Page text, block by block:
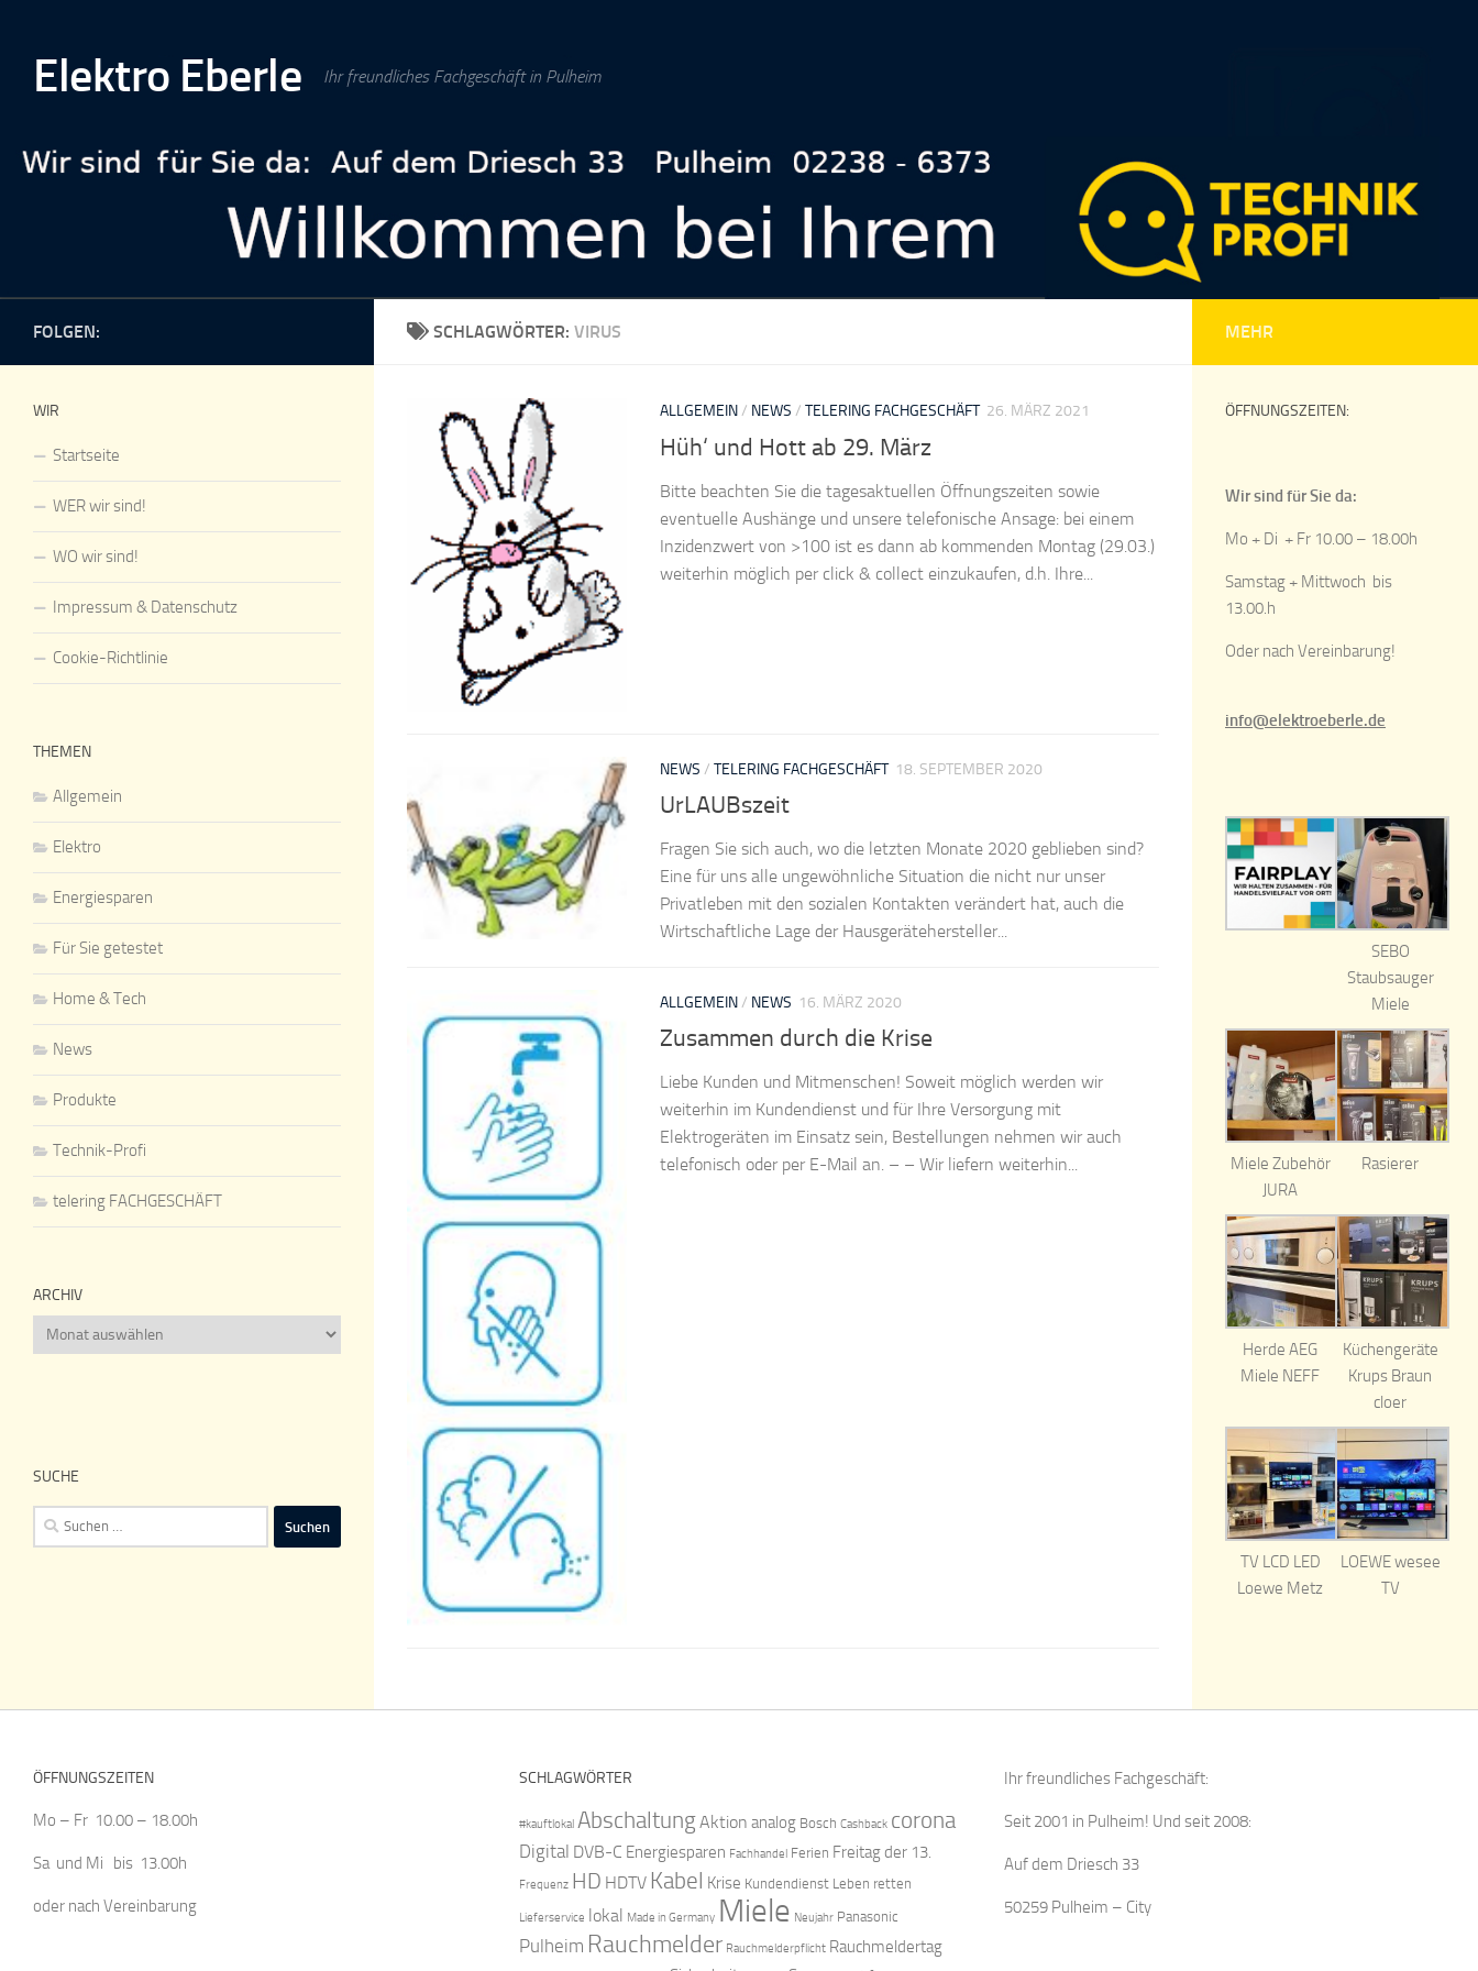
Elektro Eberle Ihr freundliches Fachgeschäft in Pulheim
SCHLAGWÖRTER: VIRUS
ALLGEMEIN/ NEWS / TELERING FACHGESCHÄFT 26. MÄRZ 2021
Hüh‘ und Hott ab 29. März
Bitte beachten Sie die tagesaktuellen Öffnungszeiten sowie
eventuelle Aushänge und unsere telefonische Ansage: bei einem
Inzidenzwert von >100 ist es dann ab kommenden Montag (29.03.)
weiterhin möglich per click & collect einzukaufen, d.h. Ihre...
NEWS / TELERING FACHGESCHÄFT 18. SEPTEMBER 2020
UrLAUBszeit
Fragen Sie sich auch, wo die letzten Monate 2020 geblieben sind?
Eine für uns alle ungewöhnliche Situation die nicht nur unser
Privatleben mit den sozialen Kontakten verändert hat, auch die
Wirtschaftliche Lage der Hausgerätehersteller...
ALLGEMEIN/ NEWS 16. MÄRZ 2020
Zusammen durch die Krise
Liebe Kunden und Mitmenschen! Soweit möglich werden wir
weiterhin im Kundendienst und für Ihre Versorgung mit
Elektrogeräten im Einsatz sein, Bestellungen nehmen wir auch
telefonisch oder per E-Mail an. – – Wir liefern weiterhin...
FOLGEN:
WIR
Startseite
WER wir sind!
WO wir sind!
Impressum & Datenschutz
Cookie-Richtlinie
THEMEN
Allgemein
Elektro
Energiesparen
Für Sie getestet
Home & Tech
News
Produkte
Technik-Profi
telering FACHGESCHÄFT
ARCHIV
Archiv
SUCHE
Suchen
nach:
MEHR
ÖFFNUNGSZEITEN:
Wir sind für Sie da:
Mo + Di + Fr 10.00 – 18.00h
Samstag + Mittwoch bis
13.00.h
Oder nach Vereinbarung!
info@elektroeberle.de
SEBO
Staubsauger
Miele
Miele Zubehör
JURA
Rasierer
Herde AEG
Miele NEFF
Küchengeräte
Krups Braun
cloer
TV LCD LED
Loewe Metz
LOEWE wesee
TV
ÖFFNUNGSZEITEN
Mo – Fr 10.00 – 18.00h
Sa und Mi bis 13.00h
oder nach Vereinbarung
SCHLAGWÖRTER
#kauftlokal AbschaltungAktion analog Bosch Cashback corona
Digital DVB-C Energiesparen Fachhandel Ferien Freitag der 13.
Frequenz HD HDTV Kabel Krise Kundendienst Leben retten
Lieferservice lokal Made in Germany Miele Neujahr Panasonic
Pulheim Rauchmelder Rauchmelderpflicht Rauchmeldertag
Ihr freundliches Fachgeschäft:
Seit 2001 in Pulheim! Und seit 2008:
Auf dem Driesch 33
50259 Pulheim – City